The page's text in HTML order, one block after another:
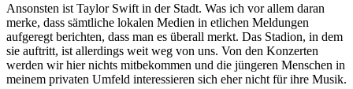
Ansonsten ist Taylor Swift in der Stadt. Was ich vor allem daran
merke, dass sämtliche lokalen Medien in etlichen Meldungen
aufgeregt berichten, dass man es überall merkt. Das Stadion, in dem
sie auftritt, ist allerdings weit weg von uns. Von den Konzerten
werden wir hier nichts mitbekommen und die jüngeren Menschen in
meinem privaten Umfeld interessieren sich eher nicht für ihre Musik.